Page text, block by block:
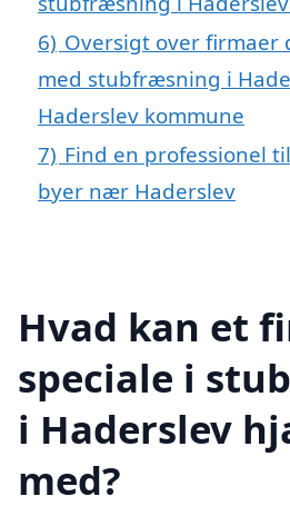
6) Oversigt over firmaer
med stubfræsning i
Haderslev kommune
7) Find en professionel
byer nær Haderslev
Hvad kan et
speciale i
i Haderslev
med?